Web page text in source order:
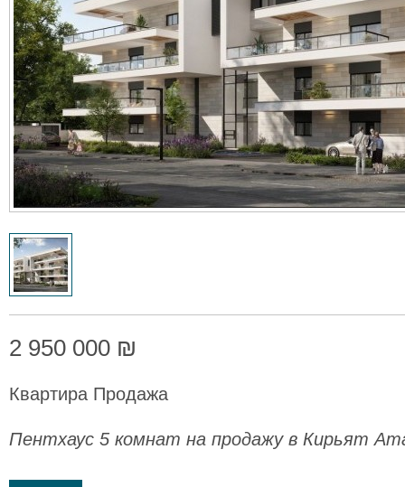
2 950 000 ₪
Квартира Продажа
Пентхаус 5 комнат на продажу в Кирьят